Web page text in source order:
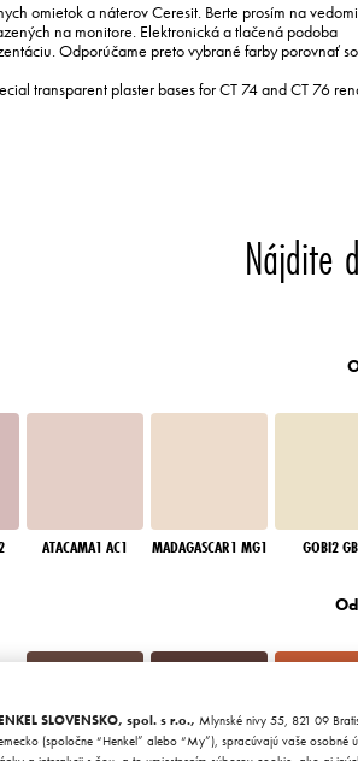
omietok a náterov Ceresit. Berte prosím na
na monitore. Elektronická a tlačená podoba
Odporúčame preto vybrané farby porovnať so
transparent plaster bases for CT 74 and CT 76
Nájdite
ATACAMA1 AC1 MADAGASCAR1 MG1 GOBI2
SLOVENSKO, spol. s r.o., Mlynské nivy 55, 821 09
(spoločne “Henkel” alebo “My”), spracúvajú vaše